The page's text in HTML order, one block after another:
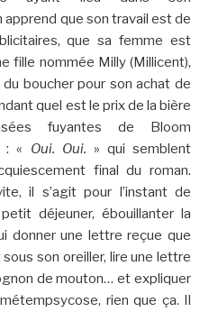
apprend que son travail est de
que sa femme est
fille nommée Milly (Millicent),
boucher pour son achat de
quel est le prix de la bière
fuyantes de Bloom
: « Oui. Oui. » qui semblent
final du roman.
il s’agit pour l’instant de
déjeuner, ébouillanter la
donner une lettre reçue que
son oreiller, lire une lettre
de mouton… et expliquer
rien que ça. Il